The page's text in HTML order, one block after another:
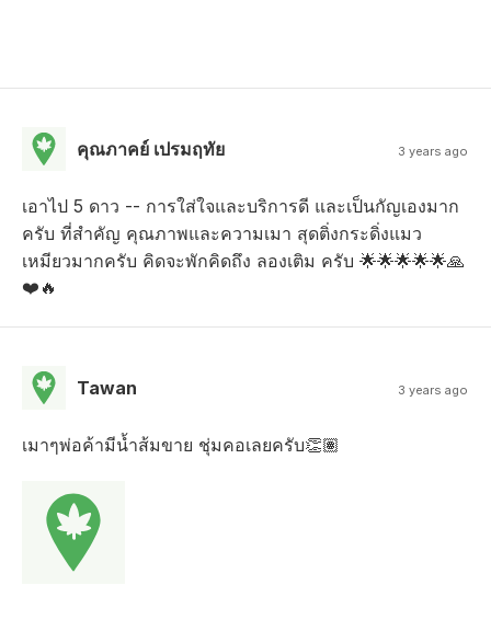
คุณภาคย์ เปรมฤทัย 3 years ago
เอาไป 5 ดาว -- การใส่ใจและบริการดี และเป็นกัญเองมาก
ครับ ที่สำคัญ คุณภาพและความเมา สุดติ่งกระดิ่งแมว
เหมียวมากครับ คิดจะพักคิดถึง ลองเติม ครับ 🌟🌟🌟🌟🌟🙏
❤️🔥
Tawan 3 years ago
เมาๆพ่อค้ามีน้ำส้มขาย ชุ่มคอเลยครับ👏🏽